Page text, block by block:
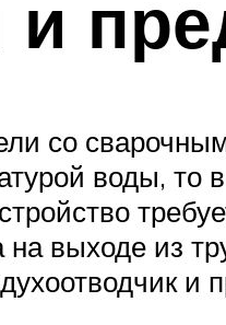
со
воды,
выходе из
и